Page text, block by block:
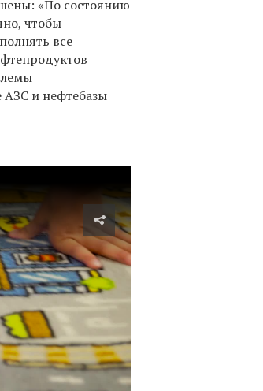
«По состоянию
чтобы
все
и нефтебазы